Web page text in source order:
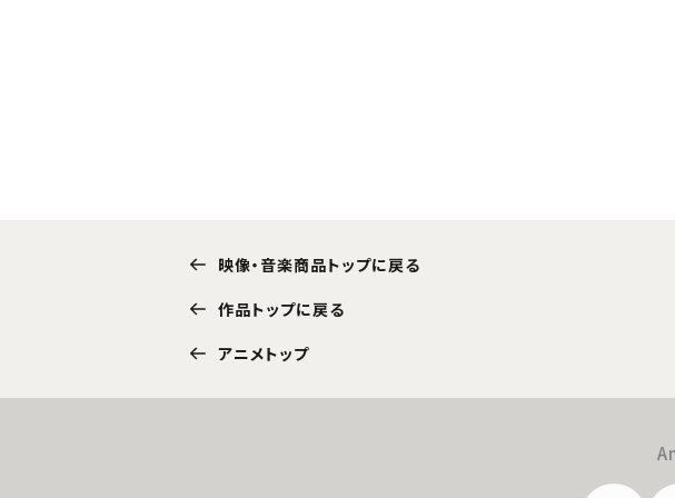
映像・音楽商品トップに戻る
作品トップに戻る
アニメトップ